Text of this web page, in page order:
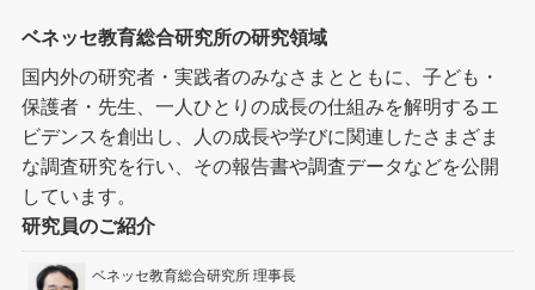
ベネッセ教育総合研究所の研究領域
国内外の研究者・実践者のみなさまとともに、子ども・
保護者・先生、一人ひとりの成長の仕組みを解明するエ
ビデンスを創出し、人の成長や学びに関連したさまざま
な調査研究を行い、その報告書や調査データなどを公開
しています。
研究員のご紹介
ベネッセ教育総合研究所 理事長